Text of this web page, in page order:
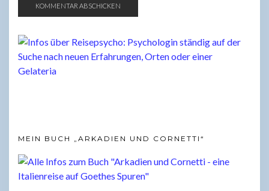
MEIN BUCH „ARKADIEN UND CORNETTI“